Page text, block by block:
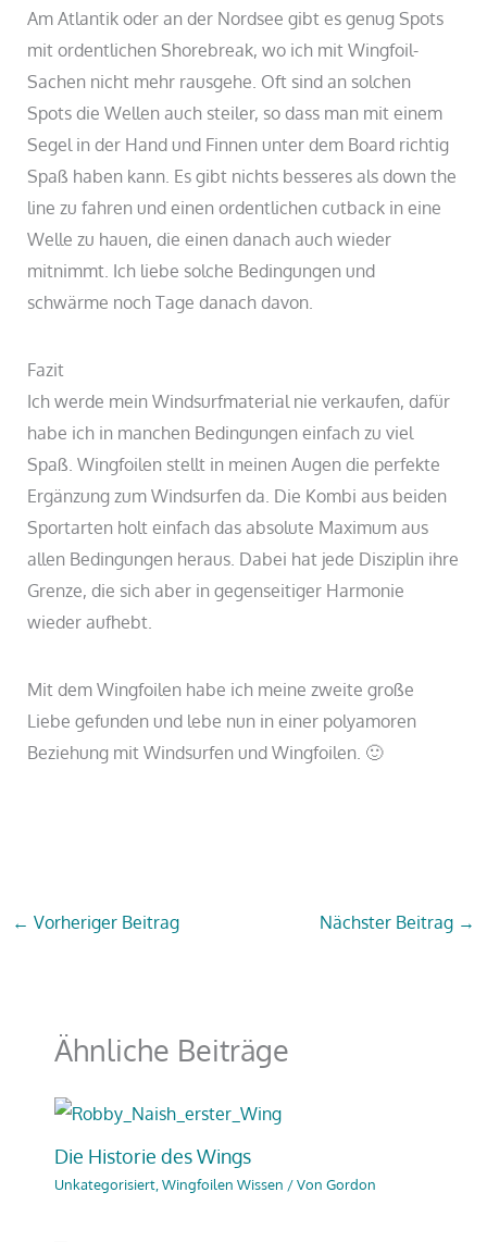
Am Atlantik oder an der Nordsee gibt es genug Spots
mit ordentlichen Shorebreak, wo ich mit Wingfoil-
Sachen nicht mehr rausgehe. Oft sind an solchen
Spots die Wellen auch steiler, so dass man mit einem
Segel in der Hand und Finnen unter dem Board richtig
Spaß haben kann. Es gibt nichts besseres als down the
line zu fahren und einen ordentlichen cutback in eine
Welle zu hauen, die einen danach auch wieder
mitnimmt. Ich liebe solche Bedingungen und
schwärme noch Tage danach davon.
Fazit
Ich werde mein Windsurfmaterial nie verkaufen, dafür
habe ich in manchen Bedingungen einfach zu viel
Spaß. Wingfoilen stellt in meinen Augen die perfekte
Ergänzung zum Windsurfen da. Die Kombi aus beiden
Sportarten holt einfach das absolute Maximum aus
allen Bedingungen heraus. Dabei hat jede Disziplin ihre
Grenze, die sich aber in gegenseitiger Harmonie
wieder aufhebt.
Mit dem Wingfoilen habe ich meine zweite große
Liebe gefunden und lebe nun in einer polyamoren
Beziehung mit Windsurfen und Wingfoilen. 🙂
← Vorheriger Beitrag Nächster Beitrag →
Ähnliche Beiträge
Die Historie des Wings
Unkategorisiert, Wingfoilen Wissen / Von Gordon